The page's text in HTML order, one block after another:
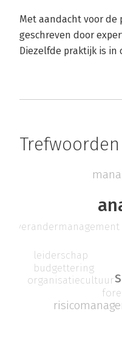
Met aandacht voor
geschreven door
Diezelfde praktijk is in
Trefwoorden
verandermanagement
organisatiecultuur
budgettering
leiderschap